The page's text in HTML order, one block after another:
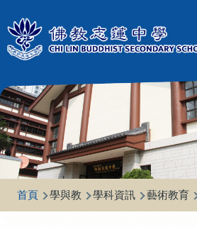
生
涯
劃
家
校
作
校
友
圖
書
導
航
首頁 學與教 學科資訊 藝術教育